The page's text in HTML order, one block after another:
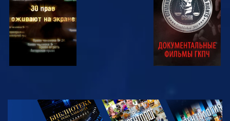
СМОТРЕТЬ
СМОТРЕТЬ
ПЕРЕДАЧИ